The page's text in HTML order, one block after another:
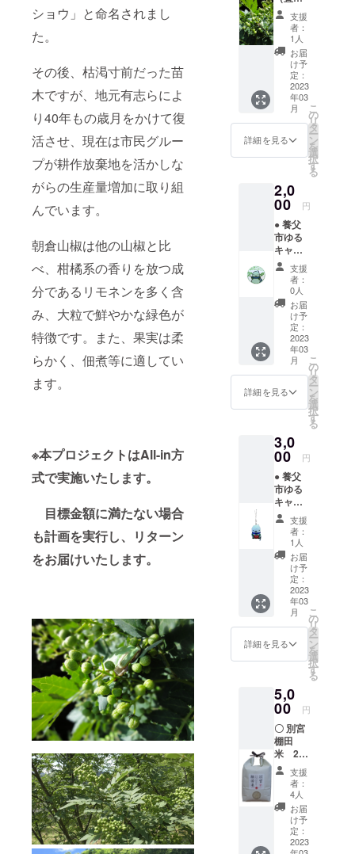
ショウ」と命名されまし
た。
その後、枯渇寸前だった苗
木ですが、地元有志らによ
り40年もの歳月をかけて復
活させ、現在は市民グルー
プが耕作放棄地を活かしな
がらの生産量増加に取り組
んでいます。
朝倉山椒は他の山椒と比
べ、柑橘系の香りを放つ成
分であるリモネンを多く含
み、大粒で鮮やかな緑色が
特徴です。また、果実は柔
らかく、佃煮等に適してい
ます。
※本プロジェクトはAll-in方
式で実施いたします。
目標金額に満たない場合
も計画を実行し、リターン
をお届けいたします。
筆） 朝
倉ファ
ンクラ
ブより
お礼の
手紙
（直
筆）を
お送り
いたし
ます。
支援
者：
1人
お届
け予
定：
2023
年03
月
詳細を見る
こ
の
リ
タ
ー
ン
を
選
択
す
る
2,0
00 円
● 養父
市ゆる
キャラ
やっ
ぷー
バッ
チ ×
1個 サ
イズ：
50ｍｍ
×50ｍｍ
お届け
の際に
は朝倉
山椒
ファン
から お
礼のお
手紙を
添えて
お送り
いたし
ます。
支援
者：
0人
お届
け予
定：
2023
年03
月
詳細を見る
こ
の
リ
タ
ー
ン
を
選
択
す
る
3,0
00 円
● 養父
市ゆる
キャラ
やっ
ぷース
トラッ
プ+バッ
チ×1
セット
やっ
ぷーす
とらっ
ぷ サ
イズ：
70mm×
50ｍｍ
ぷー
バッ
チ
サイ
ズ：50
ｍｍ×50
ｍｍ 養
父市の
ゆる
キャラ
やっ
ぷーの
スト
支援
者：
1人
お届
け予
定：
2023
年03
月
詳細を見る
こ
の
リ
タ
ー
ン
を
選
択
す
る
5,0
00 円
〇 別宮
棚田
米 2㎏
兵庫県
産 特別
栽培 あ
きたこ
まちで
す。 大
カツラ
支援
者：
4人
お届
け予
定：
2023